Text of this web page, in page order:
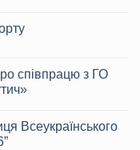
співпрацю з ГО
Всеукраїнського